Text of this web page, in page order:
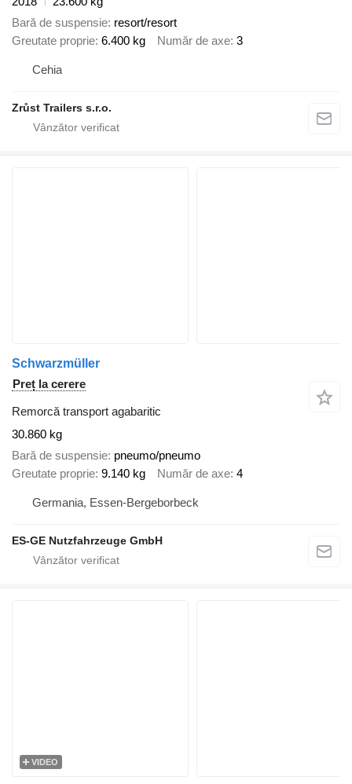
Bară de suspensie resort/resort
Greutate proprie 6.400 kg Număr de axe 3
Cehia
Zrůst Trailers s.r.o.
Schwarzmüller
Preț la cerere
Remorcă transport agabaritic
30.860 kg
Bară de suspensie pneumo/pneumo
Greutate proprie 9.140 kg Număr de axe 4
Germania, Essen-Bergeborbeck
ES-GE Nutzfahrzeuge GmbH
VIDEO